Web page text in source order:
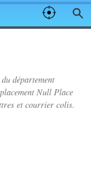
département
Null Place
et courrier colis.